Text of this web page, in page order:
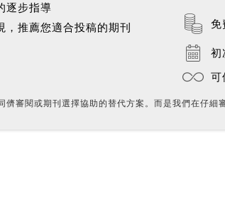
逐步指導
，推薦您適合投稿的期刊
免
初
可
儕審閱或期刊選擇協助的替代方案。而是我們在仔